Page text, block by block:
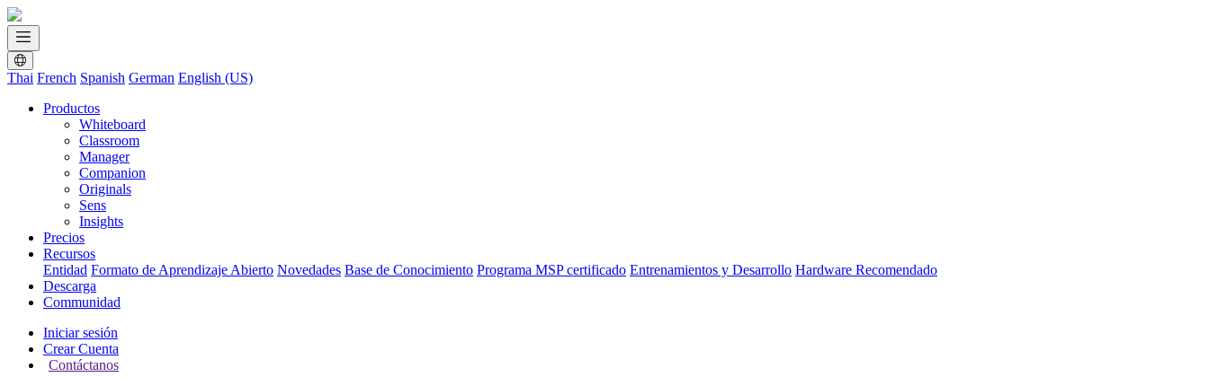
Thai French Spanish German English (US)
Productos
Whiteboard
Classroom
Manager
Companion
Originals
Sens
Insights
Precios
Recursos
Entidad Formato de Aprendizaje Abierto Novedades Base de Conocimiento Programa MSP certificado Entrenamientos y Desarrollo Hardware Recomendado
Descarga
Communidad
Iniciar sesión
Crear Cuenta
Contáctanos